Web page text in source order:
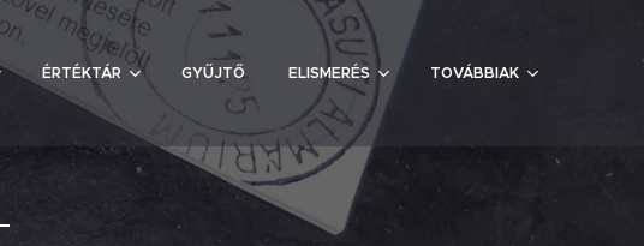
ÉRTÉKTÁR GYŰJTŐ ELISMERÉS TOVÁBBIAK